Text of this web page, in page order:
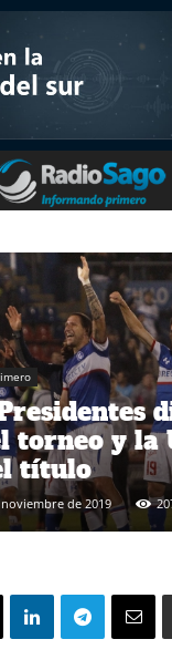
torneo y la
título
noviembre de 2019